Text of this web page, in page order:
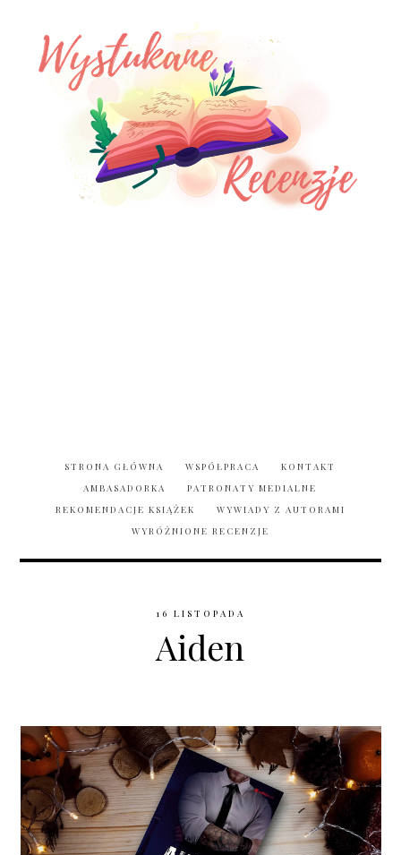
STRONA GŁÓWNA WSPÓŁPRACA
KONTAKT
AMBASADORKA
PATRONATY MEDIALNE
REKOMENDACJE KSIĄŻEK
WYWIADY Z AUTORAMI
WYRÓŻNIONE RECENZJE
16 LISTOPADA
Aiden